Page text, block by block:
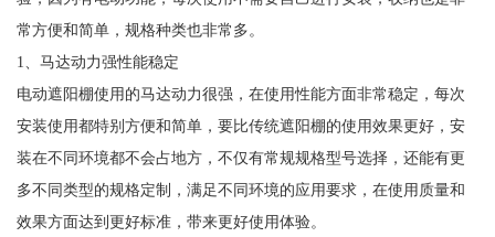
常方便和简单，规格种类也非常多。
1、马达动力强性能稳定
电动遮阳棚使用的马达动力很强，在使用性能方面非常稳定，每次
安装使用都特别方便和简单，要比传统遮阳棚的使用效果更好，安
装在不同环境都不会占地方，不仅有常规规格型号选择，还能有更
多不同类型的规格定制，满足不同环境的应用要求，在使用质量和
效果方面达到更好标准，带来更好使用体验。